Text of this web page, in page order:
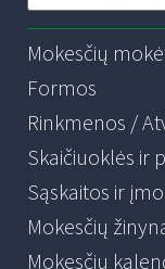
Mokesčių
Formos
Rinkmenos /
Skaičiuoklės ir
Sąskaitos ir
Mokesčių
Mokesčių